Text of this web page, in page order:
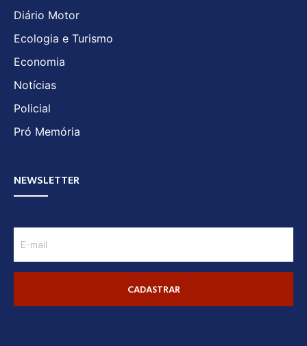
Diário Motor
Ecologia e Turismo
Economia
Notícias
Policial
Pró Memória
NEWSLETTER
CADASTRAR